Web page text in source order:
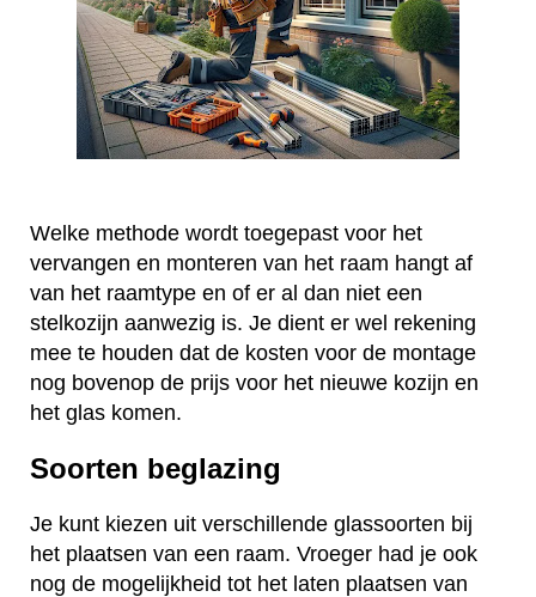
Welke methode wordt toegepast voor het
vervangen en monteren van het raam hangt af
van het raamtype en of er al dan niet een
stelkozijn aanwezig is. Je dient er wel rekening
mee te houden dat de kosten voor de montage
nog bovenop de prijs voor het nieuwe kozijn en
het glas komen.
Soorten beglazing
Je kunt kiezen uit verschillende glassoorten bij
het plaatsen van een raam. Vroeger had je ook
nog de mogelijkheid tot het laten plaatsen van